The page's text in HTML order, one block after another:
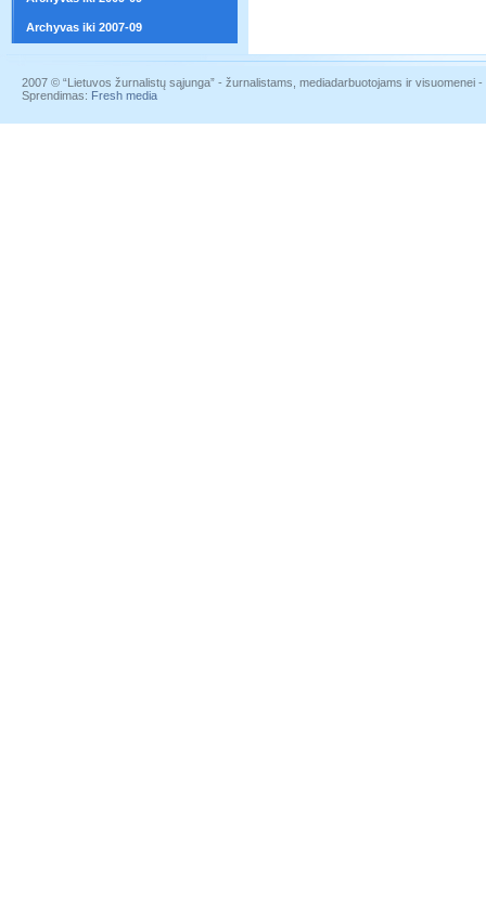
Archyvas iki 2007-09
2007 © “Lietuvos žurnalistų sąjunga” - žurnalistams, mediadarbuotojams ir visuomenei
Sprendimas: Fresh media